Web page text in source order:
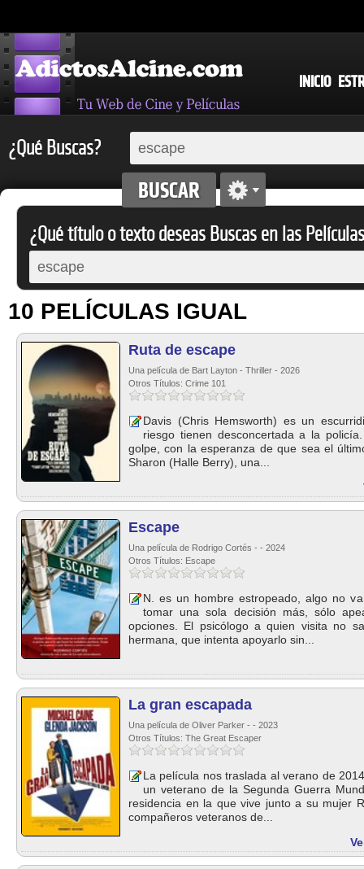
INICIO
¿Qué Buscas?
¿Qué título o texto deseas Buscas en las
10 PELÍCULAS IGUAL
Ruta de escape
Una película de Bart Layton - Thriller - 2026
Otros Títulos: Crime 101
Davis (Chris Hemsworth) es un
riesgo tienen desconcertada a la
golpe, con la esperanza de que sea el
Sharon (Halle Berry), una...
Escape
Una película de Rodrigo Cortés - - 2024
Otros Títulos: Escape
N. es un hombre estropeado, algo no
tomar una sola decisión más, sólo
opciones. El psicólogo a quien visita no
hermana, que intenta apoyarlo sin...
La gran escapada
Una película de Oliver Parker - - 2023
Otros Títulos: The Great Escaper
La película nos traslada al verano de
un veterano de la Segunda Guerra
residencia en la que vive junto a su mujer
compañeros veteranos de...